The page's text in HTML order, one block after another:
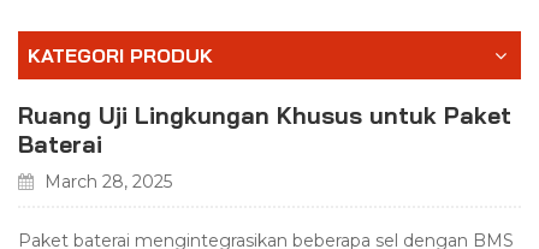
KATEGORI PRODUK
Ruang Uji Lingkungan Khusus untuk Paket
Baterai
March 28, 2025
Paket baterai mengintegrasikan beberapa sel dengan BMS